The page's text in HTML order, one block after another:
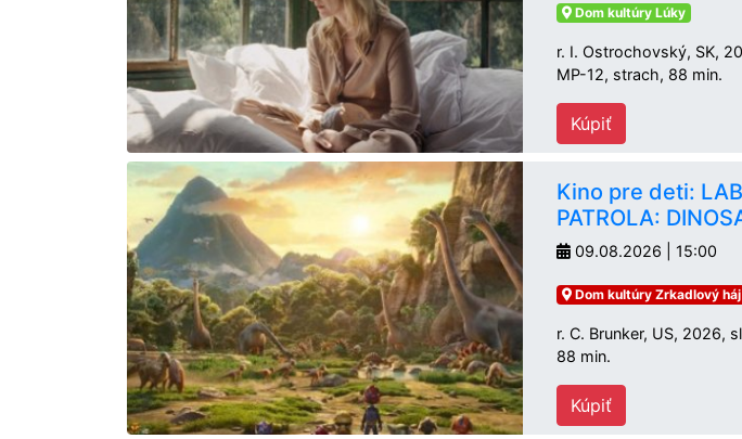
Dom kultúry Lúky
r. I. Ostrochovský, SK,
MP-12, strach, 88 min.
Kúpiť
Kino pre deti:
PATROLA:
09.08.2026 | 15:00
Dom kultúry Zrkadlový háj
r. C. Brunker, US, 2026,
88 min.
Kúpiť